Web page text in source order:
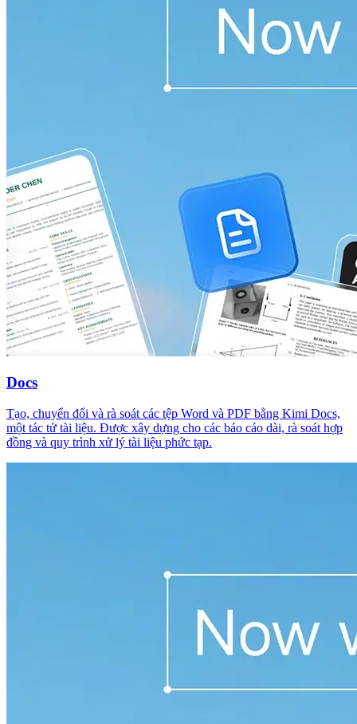
Docs
Tạo, chuyển đổi và rà soát các tệp Word và PDF bằng Kimi Docs,
một tác tử tài liệu. Được xây dựng cho các báo cáo dài, rà soát hợp
đồng và quy trình xử lý tài liệu phức tạp.